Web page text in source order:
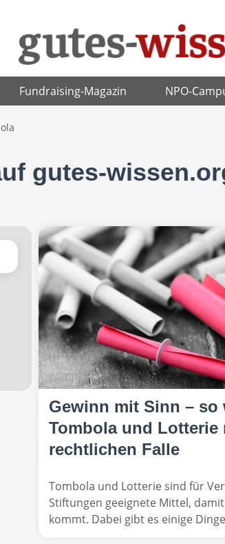
Fundraising-Magazin NPO-
gutes-
Gewinn mit Sinn – so
Tombola und Lotterie
rechtlichen Falle
Tombola und Lotterie sind für
Stiftungen geeignete Mittel,
kommt. Dabei gibt es einige